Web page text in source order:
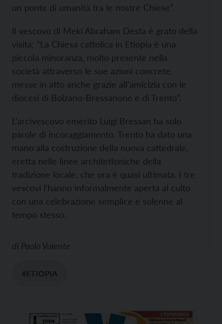
un ponte di umanità tra le nostre Chiese”.
Il vescovo di Meki Abraham Desta è grato della
visita: “La Chiesa cattolica in Etiopia è una
piccola minoranza, molto presente nella
società attraverso le sue azioni concrete,
messe in atto anche grazie all’amicizia con le
diocesi di Bolzano-Bressanone e di Trento”.
L’arcivescovo emerito Luigi Bressan ha solo
parole di incoraggiamento. Trento ha dato una
mano alla costruzione della nuova cattedrale,
eretta nelle linee architettoniche della
tradizione locale, che ora è quasi ultimata. I tre
vescovi l’hanno informalmente aperta al culto
con una celebrazione semplice e solenne al
tempo stesso.
di Paolo Valente
#ETIOPIA